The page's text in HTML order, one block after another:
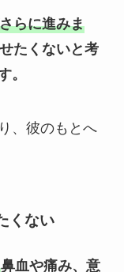
らに進みま
たくないと考
。
、彼のもとへ
くない
鼻血や痛み、意